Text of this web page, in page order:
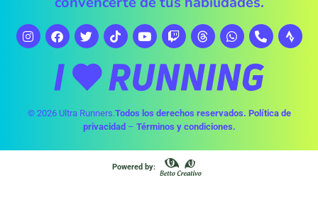
© 2026 Ultra Runners.Todos los derechos reservados. Política de
privacidad– Términos y condiciones.
Powered by: